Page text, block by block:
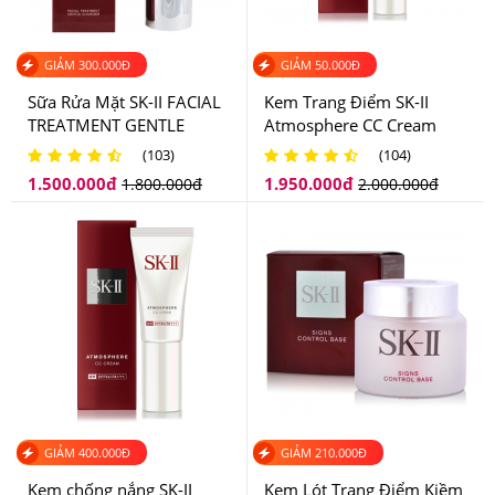
Các bước sử dụng:
GIẢM 300.000Đ
Sữa Rửa Mặt SK-II FACIAL
TREATMENT GENTLE
CLEANSER
(103)
1.500.000đ 1.800.000đ
GIẢM 50.000Đ
Kem Trang Điểm SK-II
Atmosphere CC Cream
(104)
1.950.000đ 2.000.000đ
GIẢM 400.000Đ
Kem chống nắng SK-II
GIẢM 210.000Đ
Kem Lót Trang Điểm Kiềm